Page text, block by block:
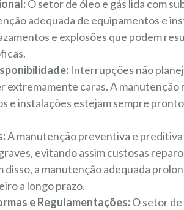
O setor de óleo e gás lida com
adequada de equipamentos e
e explosões que podem
Interrupções não
extremamente caras. A
e instalações estejam sempre
A manutenção preventiva e
evitando assim custosas
disso, a manutenção adequada
a longo prazo.
e Regulamentações:O setor